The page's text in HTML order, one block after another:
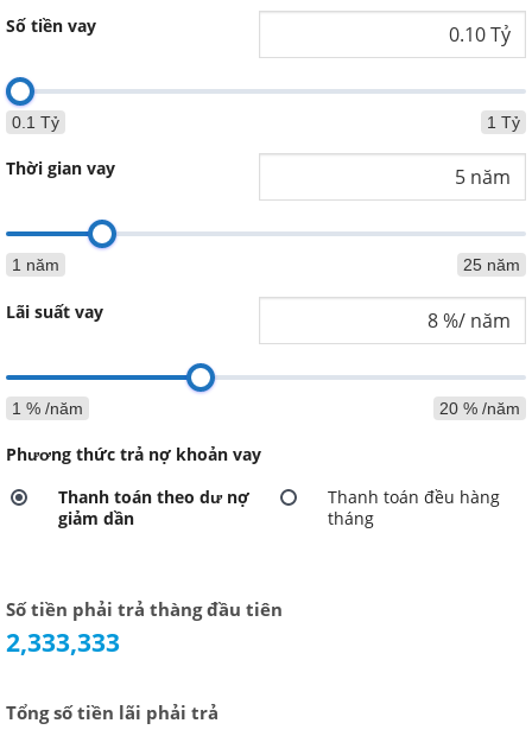
Số tiền vay
0.1 Tỷ 1 Tỷ
Thời gian vay
1 năm 25 năm
Lãi suất vay
1 % /năm 20 % /năm
Phương thức trả nợ khoản vay
Thanh toán theo dư nợ
giảm dần
Thanh toán đều hàng
tháng
Số tiền phải trả thàng đầu tiên
2,333,333
Tổng số tiền lãi phải trả